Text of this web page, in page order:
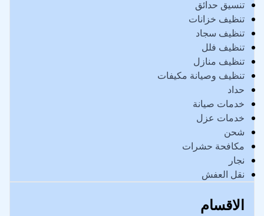
تنسيق حدائق
تنظيف خزانات
تنظيف سجاد
تنظيف فلل
تنظيف منازل
تنظيف وصيانة مكيفات
حداد
خدمات صيانة
خدمات عزل
شحن
مكافحة حشرات
نجار
نقل العفش
الاقسام